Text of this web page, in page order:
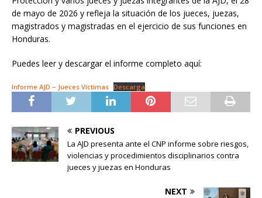
de mayo de 2026 y refleja la situación de los jueces, juezas,
magistrados y magistradas en el ejercicio de sus funciones en
Honduras.
Puedes leer y descargar el informe completo aquí:
Informe AJD – Jueces Víctimas Descarga
PREVIOUS
La AJD presenta ante el CNP informe sobre riesgos,
violencias y procedimientos disciplinarios contra
jueces y juezas en Honduras
NEXT